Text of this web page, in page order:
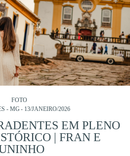
FOTO
- MG
13/JANEIRO/2026
EM PLENO
| FRAN E